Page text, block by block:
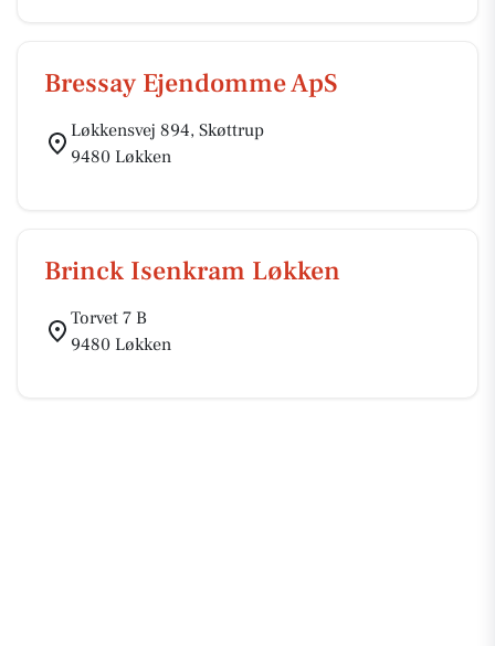
Bressay Ejendomme ApS
Løkkensvej 894, Skøttrup
9480 Løkken
Brinck Isenkram Løkken
Torvet 7 B
9480 Løkken